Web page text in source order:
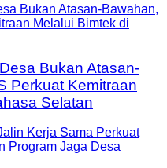
Bukan Atasan-
Perkuat Kemitraan
Selatan